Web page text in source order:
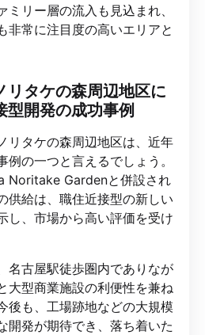
リー層の流入も見込まれ、
非常に注目度の高いエリアと
リタケの森周辺地区に
型開発の成功事例
リタケの森周辺地区は、近年
の一つと言えるでしょう。
Noritake Gardenと併設され
供給は、職住近接型の新しい
し、市場から高い評価を受け
名古屋駅徒歩圏内でありなが
大型商業施設の利便性を兼ね
後も、工場跡地などの大規模
開発が期待でき、落ち着いた